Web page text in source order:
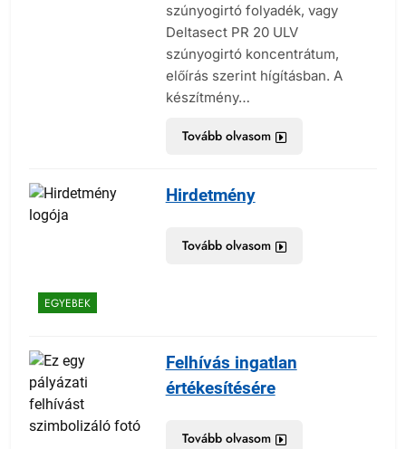
szúnyogirtó folyadék, vagy
Deltasect PR 20 ULV
szúnyogirtó koncentrátum,
előírás szerint hígításban. A
készítmény…
Tovább olvasom
EGYEBEK
Hirdetmény
Tovább olvasom
Felhívás ingatlan
értékesítésére
Tovább olvasom